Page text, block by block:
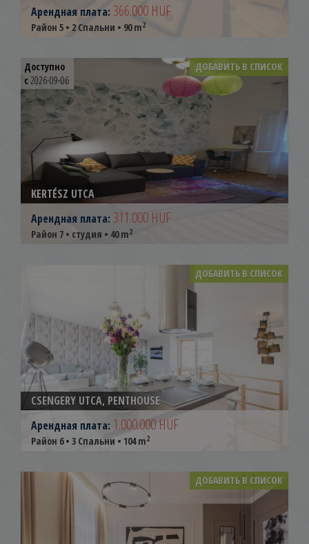
Арендная плата: 366.000 HUF
Район 5 • 2 Спальни • 90 m2
Доступно
с2026-09-06
ДОБАВИТЬ В СПИСОК
KERTÉSZ UTCA
Арендная плата: 311.000 HUF
Район 7 • студия • 40 m2
ДОБАВИТЬ В СПИСОК
CSENGERY UTCA, PENTHOUSE
Арендная плата: 1.000.000 HUF
Район 6 • 3 Спальни • 104 m2
ДОБАВИТЬ В СПИСОК